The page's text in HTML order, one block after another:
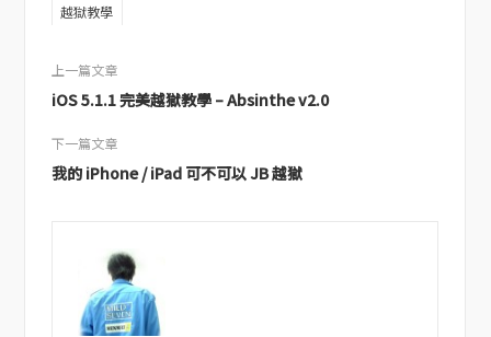
越獄教學
上一篇文章
iOS 5.1.1 完美越獄教學 – Absinthe v2.0
下一篇文章
我的 iPhone / iPad 可不可以 JB 越獄